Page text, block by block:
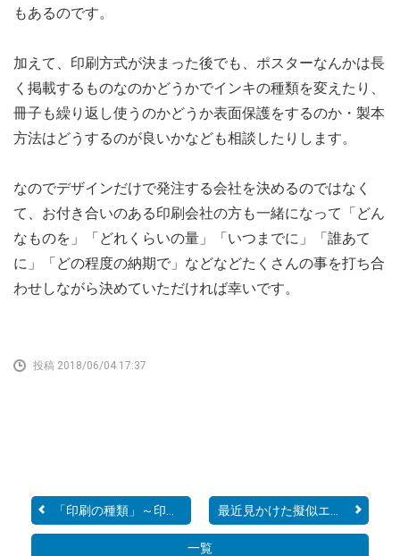
もあるのです。
加えて、印刷方式が決まった後でも、ポスターなんかは長
く掲載するものなのかどうかでインキの種類を変えたり、
冊子も繰り返し使うのかどうか表面保護をするのか・製本
方法はどうするのが良いかなども相談したりします。
なのでデザインだけで発注する会社を決めるのではなく
て、お付き合いのある印刷会社の方も一緒になって「どん
なものを」「どれくらいの量」「いつまでに」「誰あて
に」「どの程度の納期で」などなどたくさんの事を打ち合
わせしながら決めていただければ幸いです。
投稿 2018/06/04 17:37
「印刷の種類」～印刷機械...
一覧